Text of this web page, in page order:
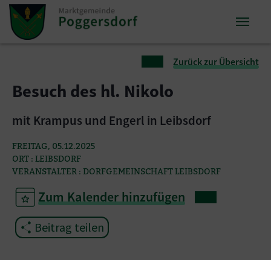
Zum Inhalt springen
Zum Seitenende springen
Zurück zur Übersicht
Besuch des hl. Nikolo
mit Krampus und Engerl in Leibsdorf
FREITAG, 05.12.2025
ORT : LEIBSDORF
VERANSTALTER : DORFGEMEINSCHAFT LEIBSDORF
Zum Kalender hinzufügen
Beitrag teilen